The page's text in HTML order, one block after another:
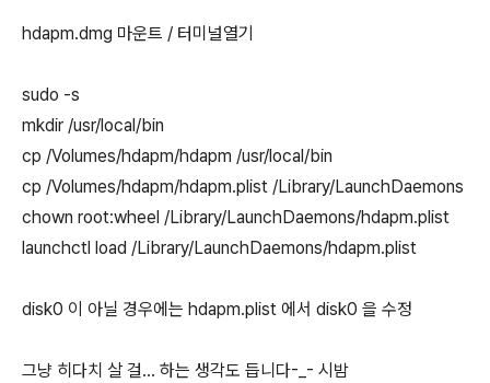
hdapm.dmg 마운트 / 터미널열기
sudo -s
mkdir /usr/local/bin
cp /Volumes/hdapm/hdapm /usr/local/bin
cp /Volumes/hdapm/hdapm.plist /Library/LaunchDaemons
chown root:wheel /Library/LaunchDaemons/hdapm.plist
launchctl load /Library/LaunchDaemons/hdapm.plist
disk0 이 아닐 경우에는 hdapm.plist 에서 disk0 을 수정
그냥 히다치 살 걸... 하는 생각도 듭니다-_- 시밤